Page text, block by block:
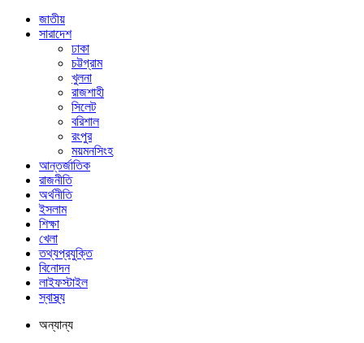
জাতীয়
সারাদেশ
ঢাকা
চট্টগ্রাম
খুলনা
রাজশাহী
সিলেট
বরিশাল
রংপুর
ময়মনসিংহ
আন্তর্জাতিক
রাজনীতি
অর্থনীতি
ইসলাম
শিক্ষা
খেলা
তথ্যপ্রযুক্তি
বিনোদন
লাইফস্টাইল
স্বাস্থ্য
অন্যান্য